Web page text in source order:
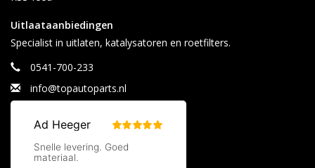
Uitlaataanbiedingen
Specialist in uitlaten, katalysatoren en roetfilters.
0541-700-233
info@topautoparts.nl